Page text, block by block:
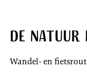
De natuur
Wandel- en